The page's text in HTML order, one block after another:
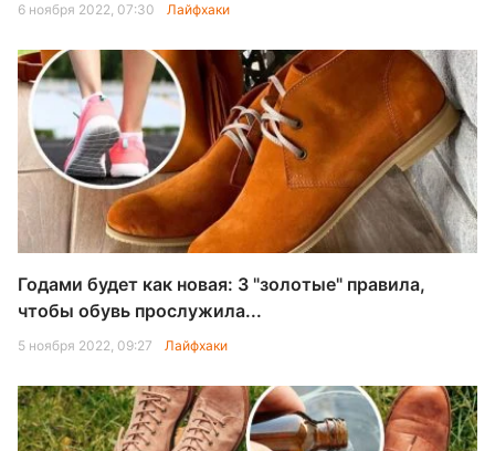
6 ноября 2022, 07:30 Лайфхаки
Годами будет как новая: 3 "золотые" правила,
чтобы обувь прослужила...
5 ноября 2022, 09:27 Лайфхаки